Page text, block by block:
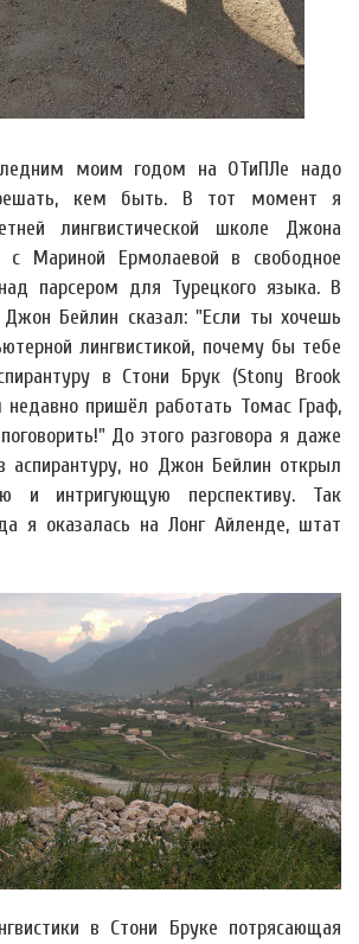
моим годом на ОТиПЛе надо
кем быть. В тот момент я
лингвистической школе Джона
Мариной Ермолаевой в свободное
парсером для Турецкого языка. В
Бейлин сказал: "Если ты хочешь
лингвистикой, почему бы тебе
в Стони Брук (Stony Brook
пришёл работать Томас Граф,
До этого разговора я даже
но Джон Бейлин открыл
и интригующую перспективу. Так
я оказалась на Лонг Айленде, штат
в Стони Бруке потрясающая